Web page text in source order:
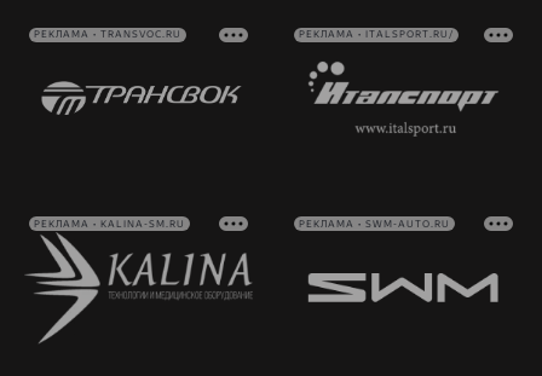
РЕКЛАМА • TRANSVOC.RU РЕКЛАМА • ITALSPORT.RU/
РЕКЛАМА • KALINA-SM.RU РЕКЛАМА • SWM-AUTO.RU